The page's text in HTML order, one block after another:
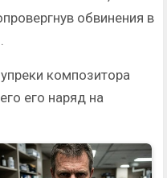
обвинения в
композитора
его наряд на